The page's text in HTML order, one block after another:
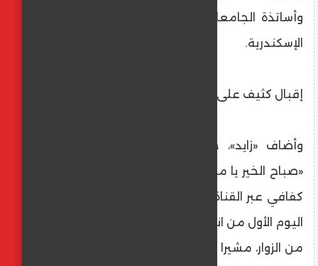
وأساتذة الجامعات وعلى رأسهم رئيس جامعة
الإسكندرية.
إقبال كثيف على المعرض
وأضاف «زايد»، خلال مداخلة هاتفية ببرنامج
«صباح الخير يا مصر» تقديم الإعلامي مصطفى
كفافي عبر القناة الأولى والفضائية المصرية، أن
اليوم الأول من انطلاق المعرض شهد إقبالا كبيرا